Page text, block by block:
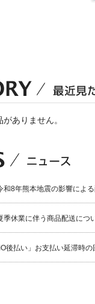
ありません。
和8年熊本地震の影響によ
季休業に伴う商品配送につ
後払い」お支払い延滞時